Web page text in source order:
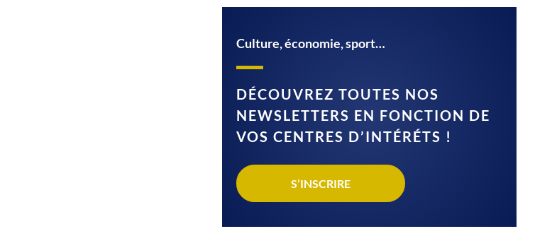
Culture, économie, sport…
DÉCOUVREZ TOUTES NOS
NEWSLETTERS EN FONCTION DE
VOS CENTRES D’INTÉRÉTS !
S’INSCRIRE